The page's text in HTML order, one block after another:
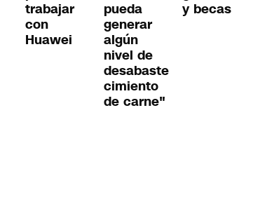
trabajar
con
Huawei
pueda
generar
algún
nivel de
desabaste
cimiento
de carne"
y becas